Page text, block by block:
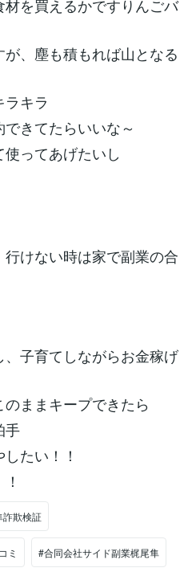
を買えるかですりんごバ
、塵も積もれば山となる
キラ
きてたらいいな～
ってあげたいし
けない時は家で副業の合
子育てしながらお金稼げ
ままキープできたら
手
たい！！
詐欺検証
ミ #合同会社サイド副業梶尾隼